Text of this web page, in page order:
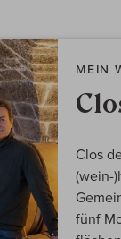
MEIN
Clos
(wein-
fünf